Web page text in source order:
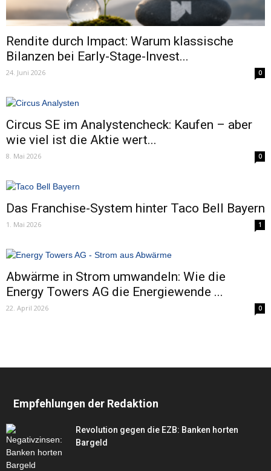
Rendite durch Impact: Warum klassische
Bilanzen bei Early-Stage-Invest...
24. Juni 2026 0
Circus SE im Analystencheck: Kaufen – aber
wie viel ist die Aktie wert...
8. Mai 2026 0
Das Franchise-System hinter Taco Bell Bayern
1. Mai 2026 1
Abwärme in Strom umwandeln: Wie die
Energy Towers AG die Energiewende ...
22. April 2026 0
Empfehlungen der Redaktion
Revolution gegen die EZB: Banken horten
Bargeld